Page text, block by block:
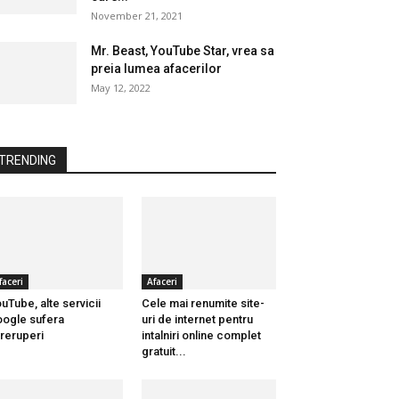
November 21, 2021
Mr. Beast, YouTube Star, vrea sa
preia lumea afacerilor
May 12, 2022
alte servicii
sufera
Afaceri
Cele mai renumite site-
uri de internet pentru
intalniri online complet
gratuit...